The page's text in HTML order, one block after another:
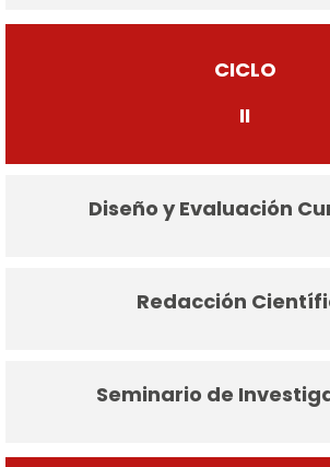
CICLO
II
Diseño y Evaluación
Redacción
Seminario de